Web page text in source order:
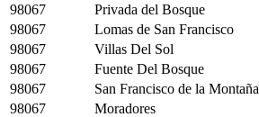
98067
Privada del Bosque
98067
Lomas de San Francisco
98067
Villas Del Sol
98067
Fuente Del Bosque
98067
San Francisco de la Montaña
98067
Moradores